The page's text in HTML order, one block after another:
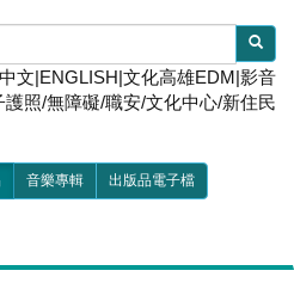
文|ENGLISH|文化高雄EDM|影音
護照/無障礙/職安/文化中心/新住民
音樂專輯 出版品電子檔